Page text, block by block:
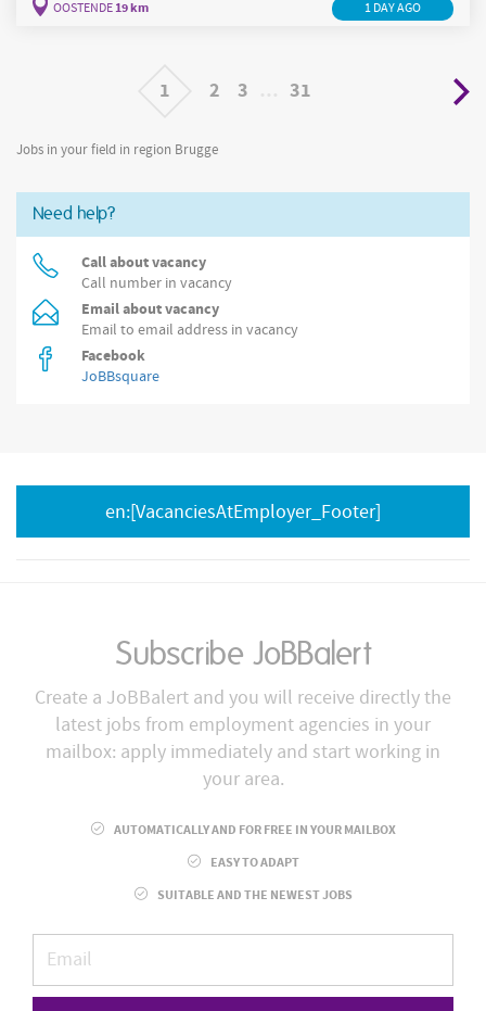
Je verzorgt de payrollverwerking van arbeiders en bedienden Je
OOSTENDE19 km 1 DAY AGO
1 2 3 31
Jobs in your field in region Brugge
Need help?
Call about vacancy
Call number in vacancy
Email about vacancy
Email to email address in vacancy
Facebook
JoBBsquare
en:[VacanciesAtEmployer_Footer]
Subscribe JoBBalert
Create a JoBBalert and you will receive directly the
latest jobs from employment agencies in your
mailbox: apply immediately and start working in
your area.
AUTOMATICALLY AND FOR FREE IN YOUR MAILBOX
EASY TO ADAPT
SUITABLE AND THE NEWEST JOBS